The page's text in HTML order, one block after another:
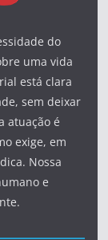
do
uma vida
está clara
sem deixar
atuação é
exige, em
Nossa
e